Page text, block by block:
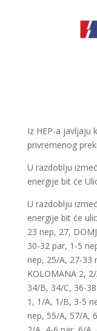
Iz HEP-a javljaju
privremenog
U razdoblju
energije bit će
U razdoblju
energije bit će
23 nep, 27,
30-32 par, 1-5
nep, 25/A, 27-33
KOLOMANA 2,
34/B, 34/C, 36-
1, 1/A, 1/B, 3-5
nep, 55/A, 57/A,